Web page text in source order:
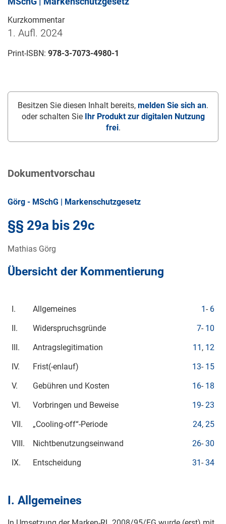
Kurzkommentar
1. Aufl. 2024
Print-ISBN: 978-3-7073-4980-1
Besitzen Sie diesen Inhalt bereits, melden Sie sich an.
oder schalten Sie Ihr Produkt zur digitalen Nutzung
frei.
Dokumentvorschau
Görg - MSchG | Markenschutzgesetz
§§ 29a bis 29c
Mathias Görg
Übersicht der Kommentierung
I. Allgemeines 1- 6
II.
Widerspruchsgründe 7- 10
III.
Antragslegitimation 11 , 12
IV.
Frist(-enlauf) 13- 15
V.
Gebühren und Kosten 16- 18
VI.
Vorbringen und Beweise 19- 23
VII.
„Cooling-off“-Periode 24, 25
VIII.
Nichtbenutzungseinwand 26- 30
IX.
Entscheidung 31- 34
I. Allgemeines